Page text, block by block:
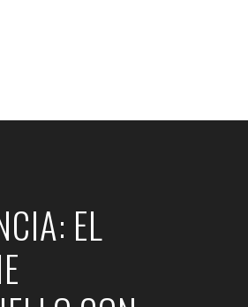
EL